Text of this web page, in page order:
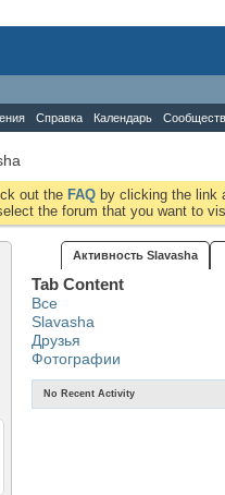
Справка Календарь
out the FAQ by clicking the link
the forum that you want to
Активность Slavasha
Tab Content
Все
Slavasha
Друзья
Фотографии
No Recent Activity